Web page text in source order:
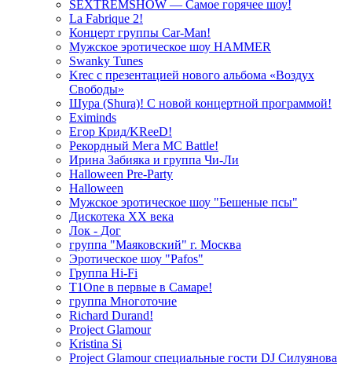
SEXTREMSHOW — Самое горячее шоу!
La Fabrique 2!
Концерт группы Car-Man!
Мужское эротическое шоу HAMMER
Swanky Tunes
Krec с презентацией нового альбома «Воздух
Свободы»
Шура (Shura)! С новой концертной программой!
Eximinds
Егор Крид/KReeD!
Рекордный Мега МС Battle!
Ирина Забияка и группа Чи-Ли
Halloween Pre-Party
Halloween
Мужское эротическое шоу "Бешеные псы"
Дискотека ХХ века
Лок - Дог
группа "Маяковский" г. Москва
Эротическое шоу "Pafos"
Группа Hi-Fi
T1One в первые в Самаре!
группа Многоточие
Richard Durand!
Project Glamour
Kristina Si
Project Glamour специальные гости DJ Силуянова